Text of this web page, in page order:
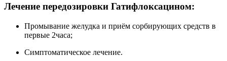
Лечение передозировки Гатифлоксацином:
Промывание желудка и приём сорбирующих средств в
первые 2часа;
Симптоматическое лечение.